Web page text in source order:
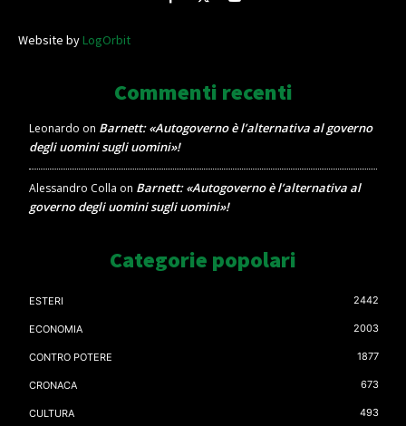
Website byLogOrbit
Commenti recenti
Leonardo on Barnett: «Autogoverno è l’alternativa al governo
degli uomini sugli uomini»!
Alessandro Colla on Barnett: «Autogoverno è l’alternativa al
governo degli uomini sugli uomini»!
Categorie popolari
ESTERI 2442
ECONOMIA 2003
CONTRO POTERE 1877
CRONACA 673
CULTURA 493